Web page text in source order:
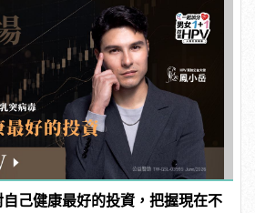
己健康最好的投資，把握現在不